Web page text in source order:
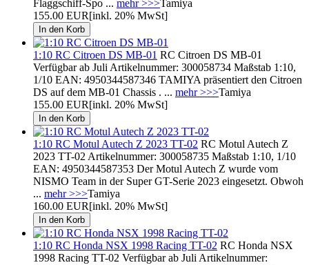
Flaggschiff-Spo ... mehr >>>Tamiya
155.00 EUR[inkl. 20% MwSt]
1:10 RC Citroen DS MB-01 RC Citroen DS MB-01
Verfügbar ab Juli Artikelnummer: 300058734 Maßstab 1:10,
1/10 EAN: 4950344587346 TAMIYA präsentiert den Citroen
DS auf dem MB-01 Chassis . ... mehr >>>Tamiya
155.00 EUR[inkl. 20% MwSt]
1:10 RC Motul Autech Z 2023 TT-02 RC Motul Autech Z
2023 TT-02 Artikelnummer: 300058735 Maßstab 1:10, 1/10
EAN: 4950344587353 Der Motul Autech Z wurde vom
NISMO Team in der Super GT-Serie 2023 eingesetzt. Obwoh
... mehr >>>Tamiya
160.00 EUR[inkl. 20% MwSt]
1:10 RC Honda NSX 1998 Racing TT-02 RC Honda NSX
1998 Racing TT-02 Verfügbar ab Juli Artikelnummer: